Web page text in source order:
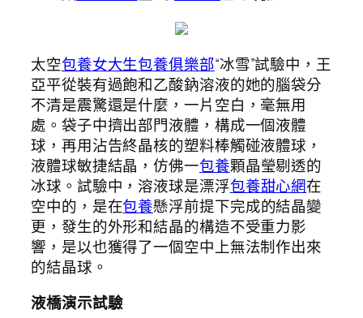
太空包養女大生包養俱樂部“冰雪”試驗中，王
亞平從裝有過飽和乙酸鈉溶液的她的腦袋分
不清是震驚還是什麼，一片空白，毫無用
處。袋子中擠出部門液體，構成一個液體
球，再用沾告終晶核的塑料棒觸碰液體球，
液體球敏捷結晶，仿佛一包養顆晶瑩剔透的
冰球。試驗中，溶液球是漂浮包養甜心網在
空中的，是在包養懸浮前提下完成的結晶變
更，發生的外形和結晶的構造不受重力影
響，是以也獲得了一個空中上無法制作出來
的結晶球。
液橋演示試驗